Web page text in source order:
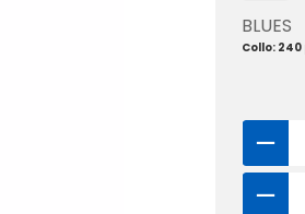
BLUES
Collo: 240